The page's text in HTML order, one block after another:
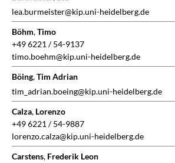
lea.burmeister@kip.uni-heidelberg.de
Böhm,Timo
+49 6221 / 54-9137
timo.boehm@kip.uni-heidelberg.de
Böing,Tim Adrian
tim_adrian.boeing@kip.uni-heidelberg.de
Calza, Lorenzo
+49 6221 / 54-9887
lorenzo.calza@kip.uni-heidelberg.de
Carstens, Frederik Leon